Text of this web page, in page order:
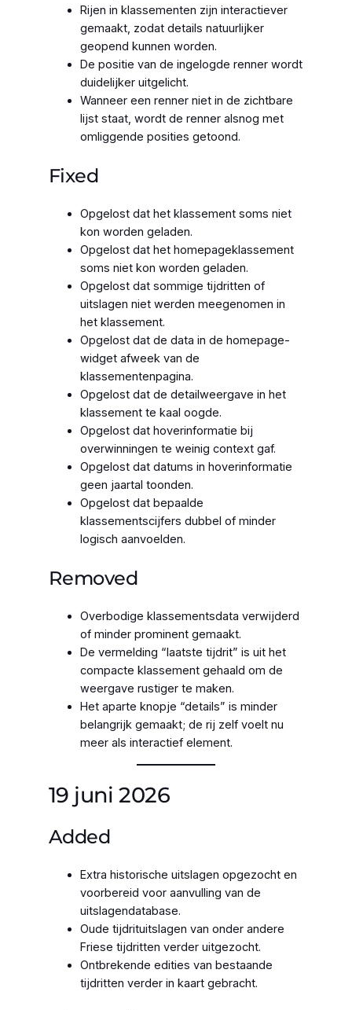
Rijen in klassementen zijn interactiever
gemaakt, zodat details natuurlijker
geopend kunnen worden.
De positie van de ingelogde renner wordt
duidelijker uitgelicht.
Wanneer een renner niet in de zichtbare
lijst staat, wordt de renner alsnog met
omliggende posities getoond.
Fixed
Opgelost dat het klassement soms niet
kon worden geladen.
Opgelost dat het homepageklassement
soms niet kon worden geladen.
Opgelost dat sommige tijdritten of
uitslagen niet werden meegenomen in
het klassement.
Opgelost dat de data in de homepage-
widget afweek van de
klassementenpagina.
Opgelost dat de detailweergave in het
klassement te kaal oogde.
Opgelost dat hoverinformatie bij
overwinningen te weinig context gaf.
Opgelost dat datums in hoverinformatie
geen jaartal toonden.
Opgelost dat bepaalde
klassementscijfers dubbel of minder
logisch aanvoelden.
Removed
Overbodige klassementsdata verwijderd
of minder prominent gemaakt.
De vermelding “laatste tijdrit” is uit het
compacte klassement gehaald om de
weergave rustiger te maken.
Het aparte knopje “details” is minder
belangrijk gemaakt; de rij zelf voelt nu
meer als interactief element.
19 juni 2026
Added
Extra historische uitslagen opgezocht en
voorbereid voor aanvulling van de
uitslagendatabase.
Oude tijdrituitslagen van onder andere
Friese tijdritten verder uitgezocht.
Ontbrekende edities van bestaande
tijdritten verder in kaart gebracht.